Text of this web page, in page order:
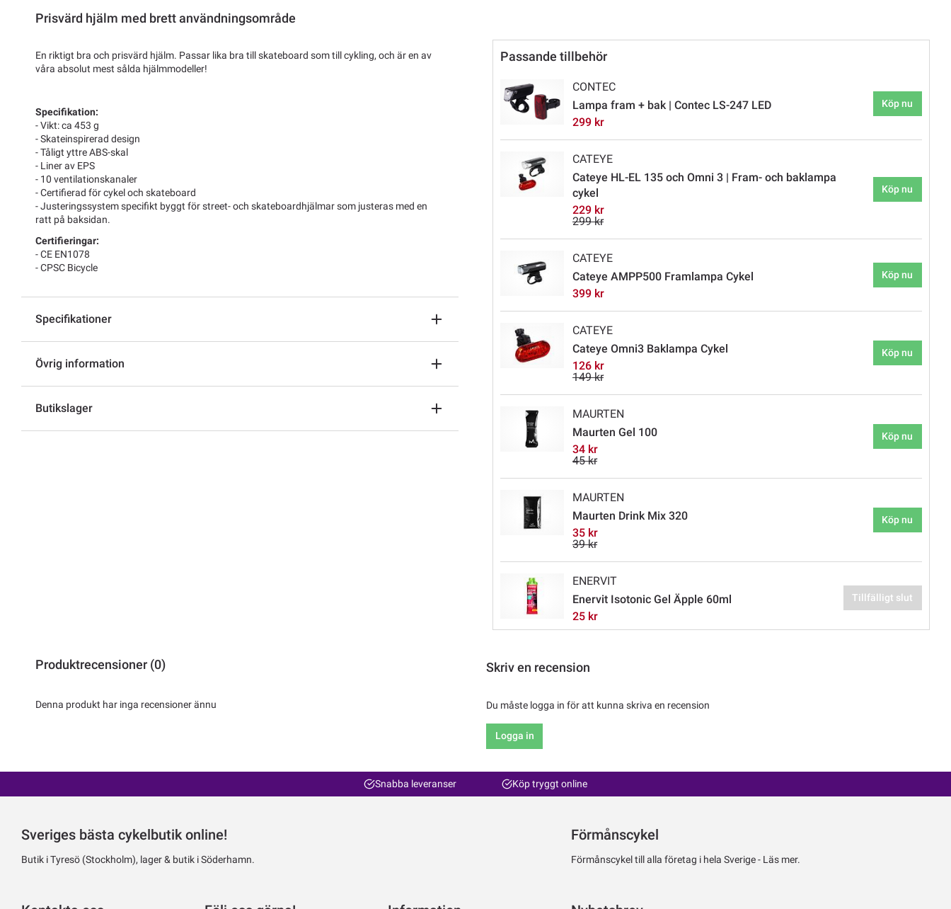
Prisvärd hjälm med brett användningsområde
En riktigt bra och prisvärd hjälm. Passar lika bra till skateboard som till cykling, och är en av
våra absolut mest sålda hjälmmodeller!
Specifikation:
- Vikt: ca 453 g
- Skateinspirerad design
- Tåligt yttre ABS-skal
- Liner av EPS
- 10 ventilationskanaler
- Certifierad för cykel och skateboard
- Justeringssystem specifikt byggt för street- och skateboardhjälmar som justeras med en
ratt på baksidan.
Certifieringar:
- CE EN1078
- CPSC Bicycle
Specifikationer
Övrig information
Butikslager
Passande tillbehör
CONTEC
Lampa fram + bak | Contec LS-247 LED
299 kr
Köp nu
CATEYE
Cateye HL-EL 135 och Omni 3 | Fram- och baklampa
cykel
229 kr
299 kr
Köp nu
CATEYE
Cateye AMPP500 Framlampa Cykel
399 kr
Köp nu
CATEYE
Cateye Omni3 Baklampa Cykel
126 kr
149 kr
Köp nu
MAURTEN
Maurten Gel 100
34 kr
45 kr
Köp nu
MAURTEN
Maurten Drink Mix 320
35 kr
39 kr
Köp nu
ENERVIT
Enervit Isotonic Gel Äpple 60ml
25 kr
Tillfälligt slut
Produktrecensioner (0)
Denna produkt har inga recensioner ännu
Skriv en recension
Du måste logga in för att kunna skriva en recension
Logga in
Snabba leveranser Köp tryggt online
Sveriges bästa cykelbutik online!
Butik i Tyresö (Stockholm), lager & butik i Söderhamn.
Förmånscykel
Förmånscykel till alla företag i hela Sverige - Läs mer.